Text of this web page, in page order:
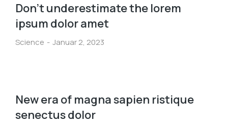
Don’t underestimate the lorem
ipsum dolor amet
Science Januar 2, 2023
New era of magna sapien ristique
senectus dolor